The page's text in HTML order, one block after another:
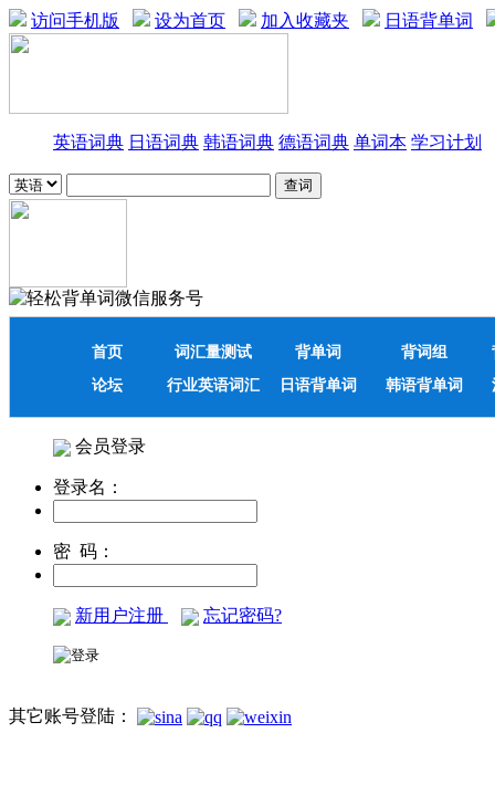
访问手机版 设为首页 加入收藏夹 日语背单词
英语词典 日语词典 韩语词典 德语词典 单词本 学习计划
首页 词汇量测试 背单词 背词组
论坛
行业英语词汇 日语背单词 韩语背单词
会员登录
登录名：
密 码：
新用户注册 忘记密码?
其它账号登陆：